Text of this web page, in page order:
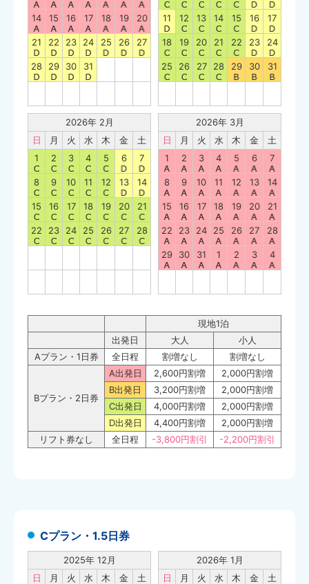
14 15 16 17 18 19 20
21 22 23 24 25 26 27
28 29 30 31
11 12 13 14 15 16 17
18 19 20 21 22 23 24
25 26 27 28 29 30 31
2026年 2月
日
月 火 水 木 金
土
1
2 3 4 5 6 7
8 9 10 11 12 13 14
15 16 17 18 19 20 21
22 23 24 25 26 27 28
2026年 3月
日
月 火 水 木 金
土
1
2 3 4 5 6 7
8 9 10 11 12 13 14
15 16 17 18 19 20 21
22 23 24 25 26 27 28
29 30 31 1 2 3 4
現地1泊
出発日
大人
小人
Aプラン・1日券
全日程 割増なし 割増なし
Bプラン・2日券
A出発日 2,600円割増
2,000円割増
B出発日
3,200円割増
2,000円割増
C出発日
4,000円割増
2,000円割増
D出発日
4,400円割増
2,000円割増
リフト券なし
全日程 -3,800円割引 -2,200円割引
Cプラン・1.5日券
2025年 12月
日
月 火 水 木 金
土
2026年 1月
日
月 火 水 木 金
土